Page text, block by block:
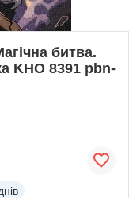
битва.
KHO 8391 pbn-